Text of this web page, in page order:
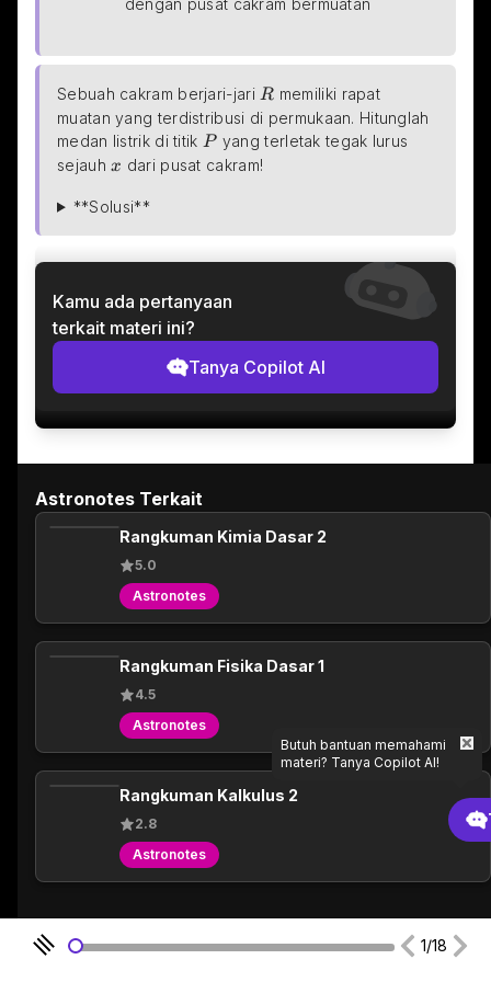
Sebuah cakram berjari-jari R
R memiliki rapat
muatan yang terdistribusi di permukaan. Hitunglah
medan listrik di titik P
P yang terletak tegak lurus
sejauh x
x dari pusat cakram!
**Solusi**
Kamu ada pertanyaan
terkait materi ini?
Tanya Copilot AI
Astronotes Terkait
Rangkuman Kimia Dasar 2
5.0
Astronotes
Rangkuman Fisika Dasar 1
4.5
Astronotes
Rangkuman Kalkulus 2
2.8
Astronotes
Eksplor Astronotes Lainnya
Butuh bantuan memahami
materi? Tanya Copilot AI!
1/18